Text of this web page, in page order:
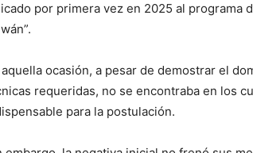
por primera vez en 2025 al programa
aquella ocasión, a pesar de demostrar el
requeridas, no se encontraba en los
para la postulación.